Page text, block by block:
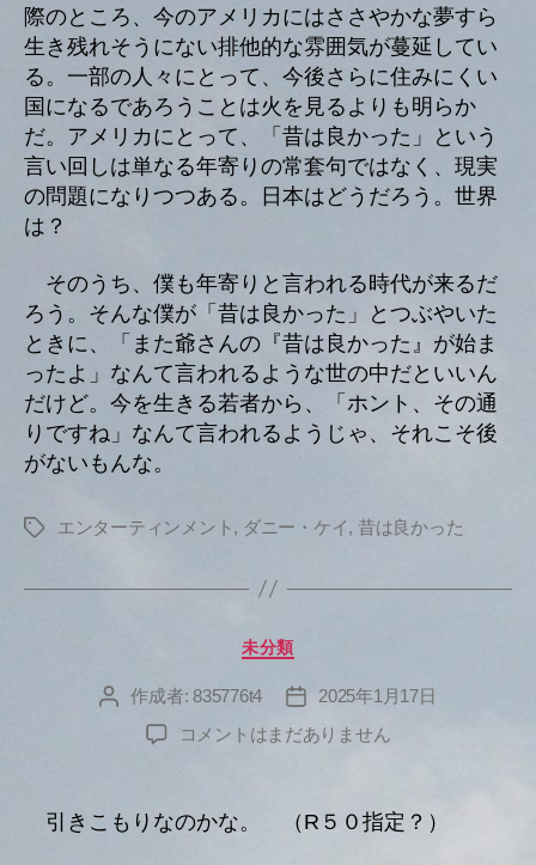
際のところ、今のアメリカにはささやかな夢すら
生き残れそうにない排他的な雰囲気が蔓延してい
る。一部の人々にとって、今後さらに住みにくい
国になるであろうことは火を見るよりも明らか
だ。アメリカにとって、「昔は良かった」という
言い回しは単なる年寄りの常套句ではなく、現実
の問題になりつつある。日本はどうだろう。世界
は？
そのうち、僕も年寄りと言われる時代が来るだ
ろう。そんな僕が「昔は良かった」とつぶやいた
ときに、「また爺さんの『昔は良かった』が始ま
ったよ」なんて言われるような世の中だといいん
だけど。今を生きる若者から、「ホント、その通
りですね」なんて言われるようじゃ、それこそ後
がないもんな。
タ
エンターティンメント , ダニー・ケイ, 昔は良かった
カ
ゴ
リ
ー
未分類
投
作成者:835776t4
投
稿
日
2025年1月17日
へ
コメントはまだありません
引きこもりなのかな。 （R５０指定？）